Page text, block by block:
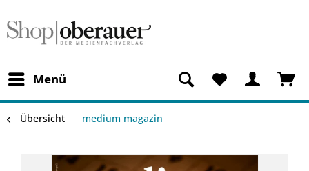
Menü
Übersicht medium magazin